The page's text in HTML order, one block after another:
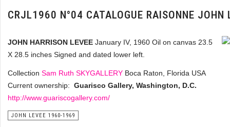
CRJL1960 N°04 CATALOGUE RAISONNE JOHN
JOHN HARRISON LEVEE January IV, 1960 Oil on canvas 23.5
X 28.5 inches Signed and dated lower left.
Collection Sam Ruth SKYGALLERY Boca Raton, Florida USA
Current ownership: Guarisco Gallery, Washington, D.C.
http://www.guariscogallery.com/
JOHN LEVEE 1960-1969